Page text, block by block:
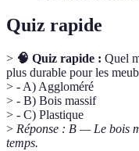
Quiz rapide
> 🧠 Quiz rapide : Quel
plus durable pour les
> - A) Aggloméré
> - B) Bois massif
> - C) Plastique
> Réponse : B — Le bois
temps.